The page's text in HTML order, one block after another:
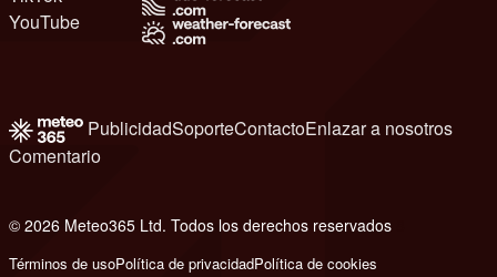
YouTube
PublicidadSoporteContactoEnlazar a nosotros
Comentario
© 2026 Meteo365 Ltd. Todos los derechos reservados
Términos de usoPolítica de privacidadPolítica de cookies